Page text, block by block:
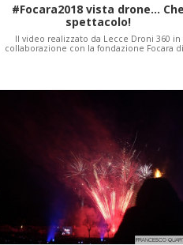
#Focara2018 vista drone... Che
spettacolo!
Il video realizzato da Lecce Droni 360 in
collaborazione con la fondazione Focara